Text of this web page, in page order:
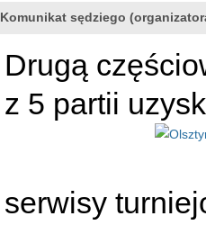
Komunikat sędziego
Drugą
z 5 partii
serwisy